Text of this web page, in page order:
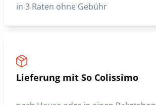
in 3 Raten ohne Gebühr
Lieferung mit So Colissimo